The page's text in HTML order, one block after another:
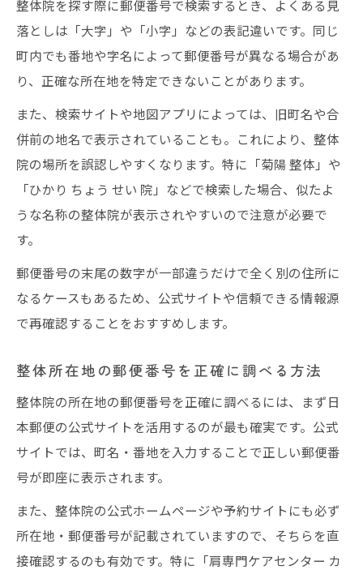
整体院を探す際に郵便番号で検索するとき、よくある見
落としは「大字」や「小字」などの表記違いです。同じ
町内でも番地や字名によって郵便番号が異なる場合があ
り、正確な所在地を特定できないことがあります。
また、検索サイトや地図アプリによっては、旧町名や合
併前の地名で表示されていることも。これにより、整体
院の場所を誤認しやすくなります。特に「菊陽 整体」や
「ひかり ちょう せい 院」などで検索した場合、似たよ
うな名称の整体院が表示されやすいので注意が必要で
す。
郵便番号の末尾の数字が一部違うだけで全く別の住所に
なるケースもあるため、公式サイトや信頼できる情報源
で再確認することをおすすめします。
整体所在地の郵便番号を正確に調べる方法
整体院の所在地の郵便番号を正確に調べるには、まず日
本郵便の公式サイトを活用するのが最も確実です。公式
サイトでは、町名・番地を入力することで正しい郵便番
号が即座に表示されます。
また、整体院の公式ホームページや予約サイトにも必ず
所在地・郵便番号が記載されていますので、そちらを直
接確認するのも有効です。特に「肩専門ケアセンター カ